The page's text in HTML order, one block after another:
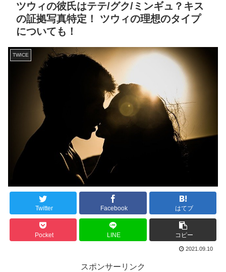
ツウィの彼氏はテテ/グク/ミンギュ？キス
の証拠写真特定！ ツウィの理想のタイプ
についても！
TWICE
Twitter Facebook はてブ
Pocket LINE コピー
2021.09.10
スポンサーリンク